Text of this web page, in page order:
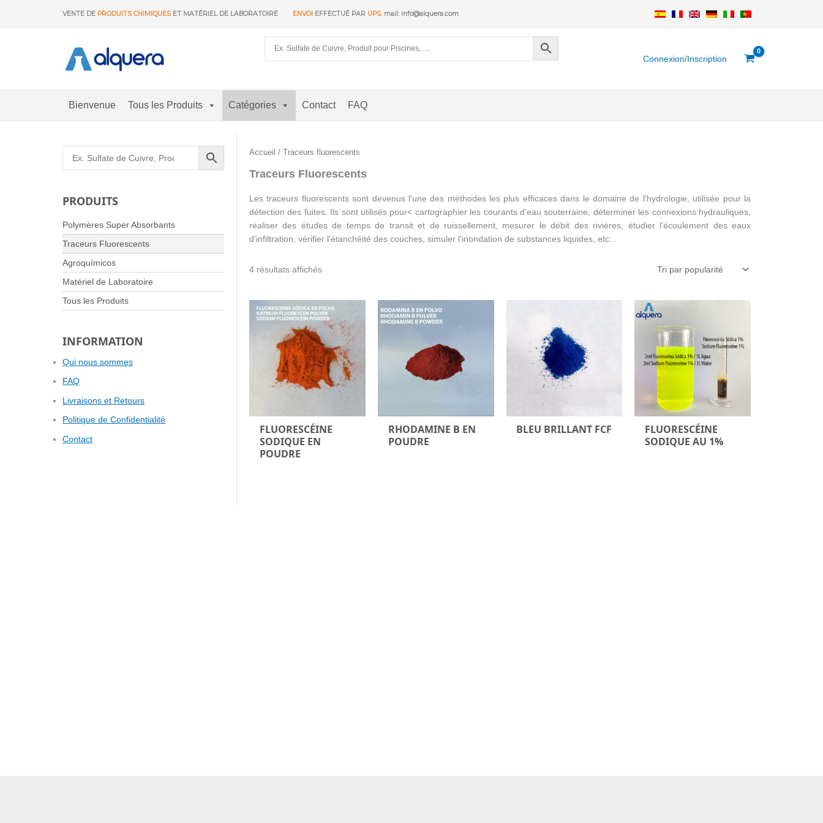
VENTE DE PRODUITS CHIMIQUESET MATÉRIEL DE LABORATOIRE ENVOI EFFECTUÉ PAR UPS. mail: info@alquera.com
Connexion/Inscription
Bienvenue Tous les Produits Catégories Contact FAQ
PRODUITS
Polymères Super Absorbants
Traceurs Fluorescents
Agroquímicos
Matériel de Laboratoire
Tous les Produits
INFORMATION
Qui nous sommes
FAQ
Livraisons et Retours
Politique de Confidentialité
Contact
Accueil / Traceurs fluorescents
Traceurs Fluorescents
Les traceurs fluorescents sont devenus l'une des méthodes les plus efficaces dans le domaine de l'hydrologie, utilisée pour la
détection des fuites. Ils sont utilisés pour< cartographier les courants d'eau souterraine, déterminer les connexions hydrauliques,
réaliser des études de temps de transit et de ruissellement, mesurer le débit des rivières, étudier l'écoulement des eaux
d'infiltration, vérifier l'étanchéité des couches, simuler l'inondation de substances liquides, etc...
4 résultats affichésTrié
FLUORESCÉINE
SODIQUE EN
POUDRE
RHODAMINE B EN
POUDRE
BLEU BRILLANT FCF
FLUORESCÉINE
SODIQUE AU 1%